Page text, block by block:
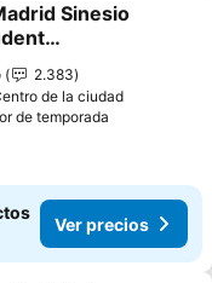
a favoritos
Sinesio
2.383
de la ciudad
de temporada
Ver precios